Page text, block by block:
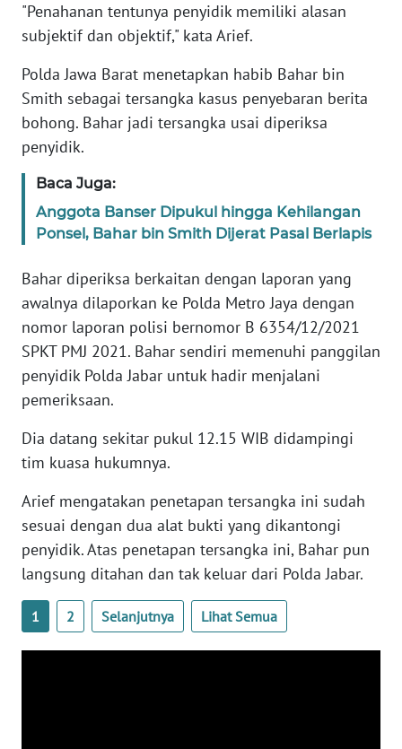
"Penahanan tentunya penyidik memiliki alasan
subjektif dan objektif," kata Arief.
Polda Jawa Barat menetapkan habib Bahar bin
Smith sebagai tersangka kasus penyebaran berita
bohong. Bahar jadi tersangka usai diperiksa
penyidik.
Baca Juga:
Anggota Banser Dipukul hingga Kehilangan
Ponsel, Bahar bin Smith Dijerat Pasal Berlapis
Bahar diperiksa berkaitan dengan laporan yang
awalnya dilaporkan ke Polda Metro Jaya dengan
nomor laporan polisi bernomor B 6354/12/2021
SPKT PMJ 2021. Bahar sendiri memenuhi panggilan
penyidik Polda Jabar untuk hadir menjalani
pemeriksaan.
Dia datang sekitar pukul 12.15 WIB didampingi
tim kuasa hukumnya.
Arief mengatakan penetapan tersangka ini sudah
sesuai dengan dua alat bukti yang dikantongi
penyidik. Atas penetapan tersangka ini, Bahar pun
langsung ditahan dan tak keluar dari Polda Jabar.
1 2 Selanjutnya Lihat Semua
DISCLAIMER
Wahana
News
Regional
SUMUT
WN
WN
JABAR
WN
BANTEN
NTT
WN
WN
PAPUA
WN